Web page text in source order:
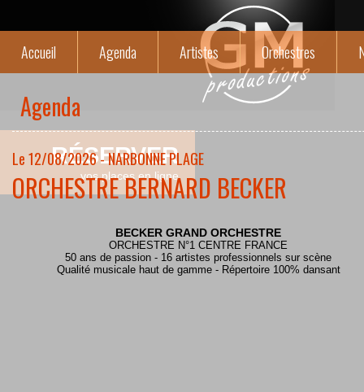
RÉSERVER
vos places en ligne
Accueil Agenda Artistes Orchestres
Agenda
Le 12/08/2026 - NARBONNE PLAGE
ORCHESTRE BERNARD BECKER
BECKER GRAND ORCHESTRE
ORCHESTRE N°1 CENTRE FRANCE
50 ans de passion - 16 artistes professionnels sur scène
Qualité musicale haut de gamme - Répertoire 100% dansant